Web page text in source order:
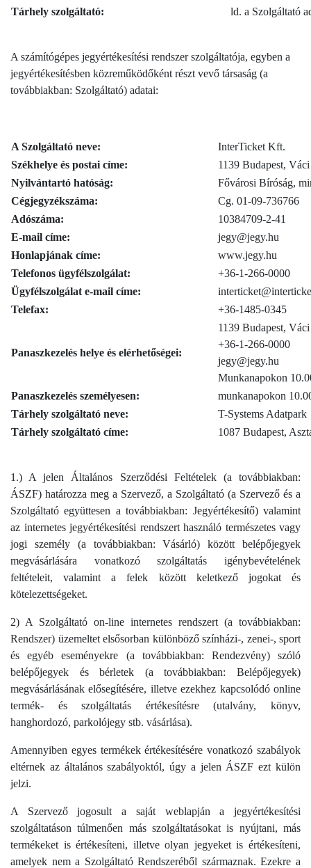
Tárhely szolgáltató:
ld. a Szolgáltató
A számítógépes jegyértékesítési rendszer szolgáltatója, egyben a
jegyértékesítésben közreműködőként részt vevő társaság (a
továbbiakban: Szolgáltató) adatai:
A Szolgáltató neve:
InterTicket Kft.
Székhelye és postai címe:
1139 Budapest,
Nyilvántartó hatóság:
Fővárosi Bíróság,
Cégjegyzékszáma:
Cg. 01-09-736766
Adószáma:
10384709-2-41
E-mail címe:
jegy@jegy.hu
Honlapjának címe:
www.jegy.hu
Telefonos ügyfélszolgálat:
+36-1-266-0000
Ügyfélszolgálat e-mail címe:
Telefax:
+36-1485-0345
Panaszkezelés helye és elérhetőségei:
1139 Budapest,
+36-1-266-0000
jegy@jegy.hu
Munkanapokon
Panaszkezelés személyesen:
munkanapokon
Tárhely szolgáltató neve:
T-Systems Adatpark
Tárhely szolgáltató címe:
1087 Budapest,
1.) A jelen Általános Szerződési Feltételek (a továbbiakban:
ÁSZF) határozza meg a Szervező, a Szolgáltató (a Szervező és a
Szolgáltató együttesen a továbbiakban: Jegyértékesítő) valamint
az internetes jegyértékesítési rendszert használó természetes vagy
jogi személy (a továbbiakban: Vásárló) között belépőjegyek
megvásárlására vonatkozó szolgáltatás igénybevételének
feltételeit, valamint a felek között keletkező jogokat és
kötelezettségeket.
2) A Szolgáltató on-line internetes rendszert (a továbbiakban:
Rendszer) üzemeltet elsősorban különböző színházi-, zenei-, sport
és egyéb eseményekre (a továbbiakban: Rendezvény) szóló
belépőjegyek és bérletek (a továbbiakban: Belépőjegyek)
megvásárlásának elősegítésére, illetve ezekhez kapcsolódó online
termék- és szolgáltatás értékesítésre (utalvány, könyv,
hanghordozó, parkolójegy stb. vásárlása).
Amennyiben egyes termékek értékesítésére vonatkozó szabályok
eltérnek az általános szabályoktól, úgy a jelen ÁSZF ezt külön
jelzi.
A Szervező jogosult a saját weblapján a jegyértékesítési
szolgáltatáson túlmenően más szolgáltatásokat is nyújtani, más
termékeket is értékesíteni, illetve olyan jegyeket is értékesíteni,
amelyek nem a Szolgáltató Rendszeréből származnak. Ezekre a